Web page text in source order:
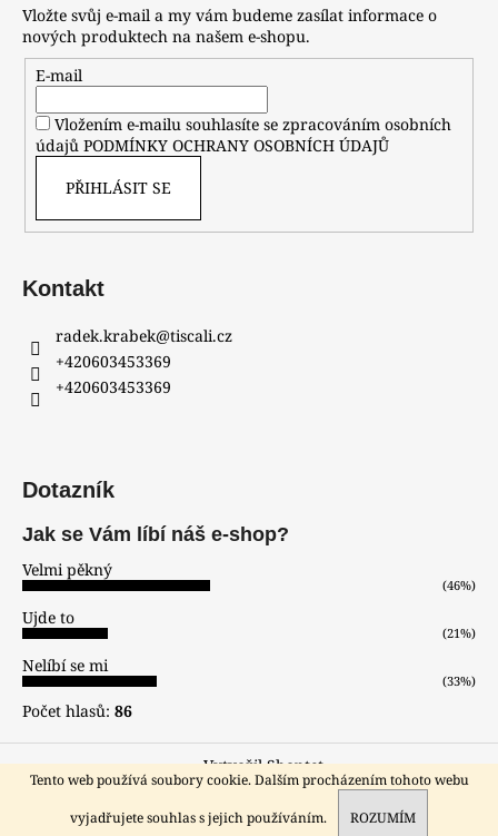
Tento web používá soubory cookie. Dalším procházením tohoto webu
vyjadřujete souhlas s jejich používáním.
ROZUMÍM
Sleva pro registrované zákazníky!!!
Vložte svůj e-mail a my vám budeme zasílat informace o
nových produktech na našem e-shopu.
E-mail
Vložením e-mailu souhlasíte se zpracováním osobních
údajů PODMÍNKY OCHRANY OSOBNÍCH ÚDAJŮ
PŘIHLÁSIT SE
Kontakt
radek.krabek@tiscali.cz
+420603453369
+420603453369
Dotazník
Jak se Vám líbí náš e-shop?
Velmi pěkný
(46%)
Ujde to
(21%)
Nelíbí se mi
(33%)
Počet hlasů: 86
Vytvořil Shoptet